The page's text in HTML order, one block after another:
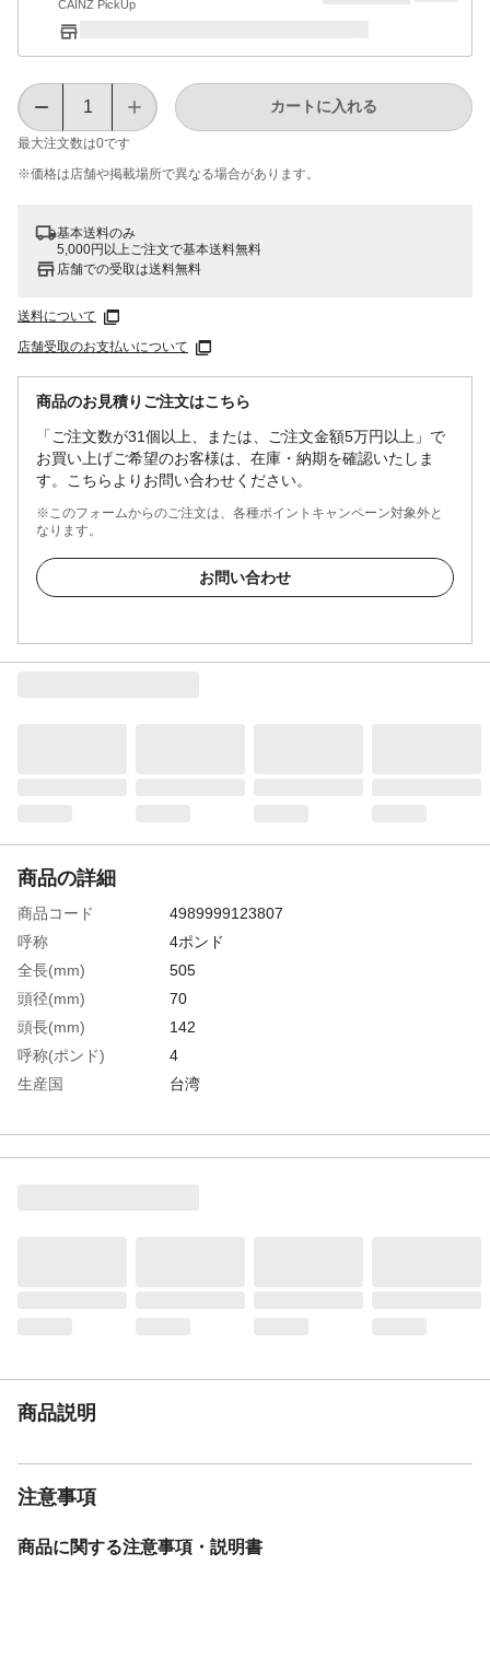
CAINZ PickUp
最大注文数は0です
カートに入れる
※価格は​店舗や​掲載場所で​異なる​場合が​あります。
基本送料のみ
5,000円以上ご注文で基本送料無料
店舗での受取は送料無料
送料について
店舗受取のお支払いについて
商品のお見積りご注文はこちら
「ご注文数が31個以上、または、ご注文金額5万円以上」で
お買い上げご希望のお客様は、在庫・納期を確認いたしま
す。こちらよりお問い合わせください。
※このフォームからのご注文は、各種ポイントキャンペーン対象外と
なります。
お問い合わせ
商品の詳細
商品コード
4989999123807
呼称
4ポンド
全長(mm)
505
頭径(mm)
70
頭長(mm)
142
呼称(ポンド)
4
生産国
台湾
材質1
頭部:ポリウレタン（PU）
商品説明
注意事項
商品に関する注意事項・説明書